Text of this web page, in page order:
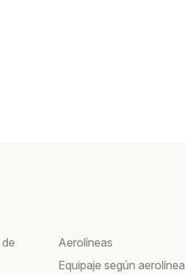
Aerolíneas
Equipaje según aerolínea